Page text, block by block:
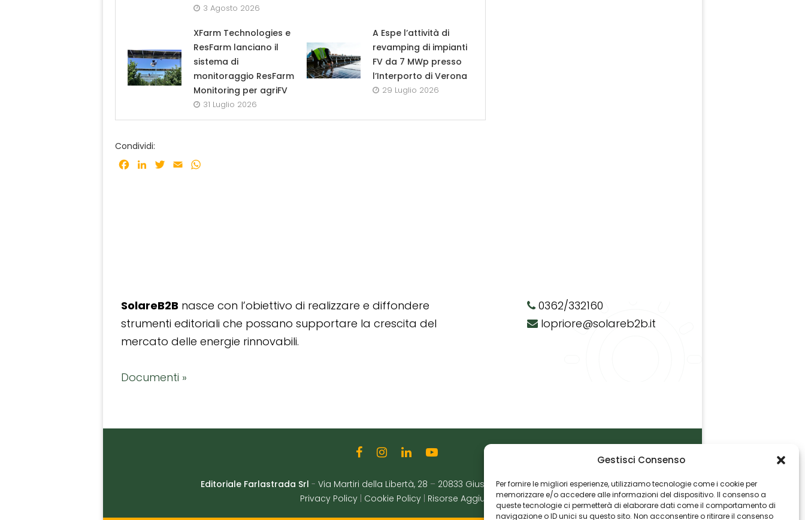
Gestisci Consenso
Per fornire le migliori esperienze, utilizziamo tecnologie come i cookie per
memorizzare e/o accedere alle informazioni del dispositivo. Il consenso a
queste tecnologie ci permetterà di elaborare dati come il comportamento di
navigazione o ID unici su questo sito. Non acconsentire o ritirare il consenso
3 Agosto 2026
XFarm Technologies e
ResFarm lanciano il
sistema di
monitoraggio ResFarm
Monitoring per agriFV
31 Luglio 2026
A Espe l’attività di
revamping di impianti
FV da 7 MWp presso
l’Interporto di Verona
29 Luglio 2026
Condividi:
Facebook
LinkedInTwitter
Email
SolareB2B nasce con l’obiettivo di realizzare e diffondere
strumenti editoriali che possano supportare la crescita del
mercato delle energie rinnovabili.
Documenti »
0362/332160
lopriore@solareb2b.it
Editoriale Farlastrada Srl - Via Martiri della Libertà, 28 – 20833 Giussano (MB) | P.I. 06982770965
Privacy Policy
Cookie Policy Risorse Aggiuntive